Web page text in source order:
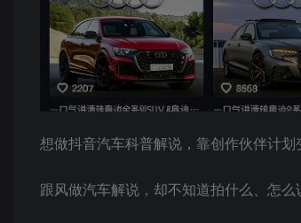
想做抖音汽车科普解说，靠创作伙伴计
跟风做汽车解说，却不知道拍什么、怎